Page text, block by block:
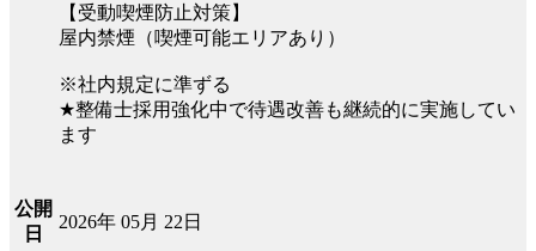
【受動喫煙防止対策】
屋内禁煙（喫煙可能エリアあり）
※社内規定に準ずる
★整備士採用強化中で待遇改善も継続的に実施してい
ます
公開
日
2026年 05月 22日